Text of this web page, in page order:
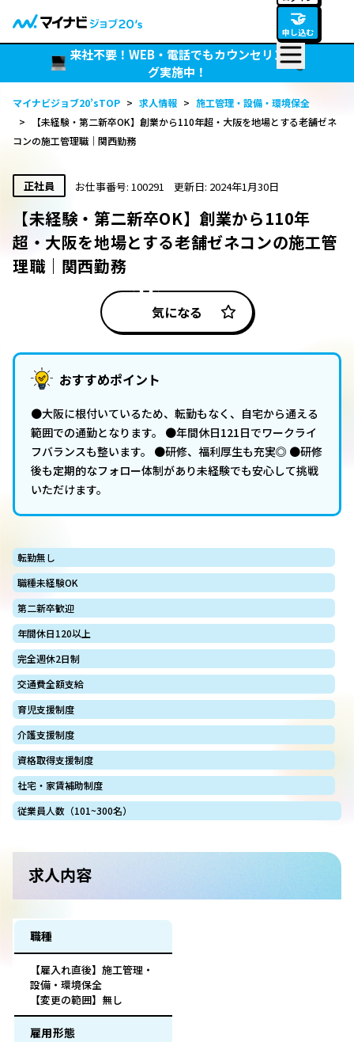
🤝
申し込む
来社不要！WEB・電話でもカウンセリン
グ実施中！
マイナビジョブ20’sTOP > 求人情報 > 施工管理・設備・環境保全
>
【未経験・第二新卒OK】創業から110年超・大阪を地場とする老舗ゼネ
コンの施工管理職｜関西勤務
正社員 お仕事番号: 100291 更新日: 2024年1月30日
【未経験・第二新卒OK】創業から110年
超・大阪を地場とする老舗ゼネコンの施工管
理職｜関西勤務
気になる
おすすめポイント
●大阪に根付いているため、転勤もなく、自宅から通える
範囲での通勤となります。 ●年間休日121日でワークライ
フバランスも整います。 ●研修、福利厚生も充実◎ ●研修
後も定期的なフォロー体制があり未経験でも安心して挑戦
いただけます。
転勤無し
職種未経験OK
第二新卒歓迎
年間休日120以上
完全週休2日制
交通費全額支給
育児支援制度
介護支援制度
資格取得支援制度
社宅・家賃補助制度
従業員人数（101~300名）
求人内容
職種
【雇入れ直後】施工管理・
設備・環境保全
【変更の範囲】無し
雇用形態